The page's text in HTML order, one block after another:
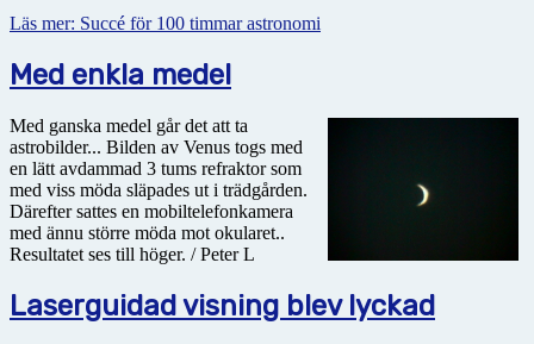
Läs mer: Succé för 100 timmar astronomi
Med enkla medel
Med ganska medel går det att ta
astrobilder... Bilden av Venus togs med
en lätt avdammad 3 tums refraktor som
med viss möda släpades ut i trädgården.
Därefter sattes en mobiltelefonkamera
med ännu större möda mot okularet..
Resultatet ses till höger. / Peter L
Laserguidad visning blev lyckad